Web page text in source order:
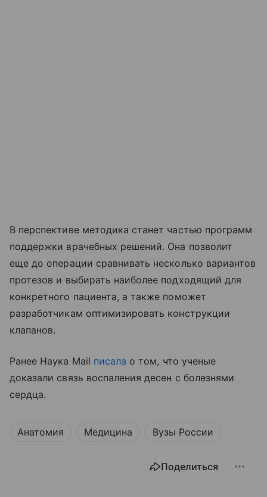
В перспективе методика станет частью программ
поддержки врачебных решений. Она позволит
еще до операции сравнивать несколько вариантов
протезов и выбирать наиболее подходящий для
конкретного пациента, а также поможет
разработчикам оптимизировать конструкции
клапанов.
Ранее Наука Mail писала о том, что ученые
доказали связь воспаления десен с болезнями
сердца.
Анатомия Медицина Вузы России
Поделиться